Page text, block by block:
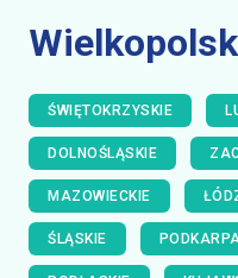
ŚWIĘTOKRZYSKIE
DOLNOŚLĄSKIE
MAZOWIECKIE
ŚLĄSKIE